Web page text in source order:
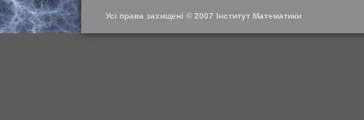
Усі права захищені © 2007 Інститут Математики